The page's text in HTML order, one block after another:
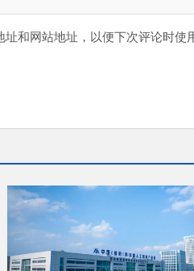
和网站地址，以便下次评论时使